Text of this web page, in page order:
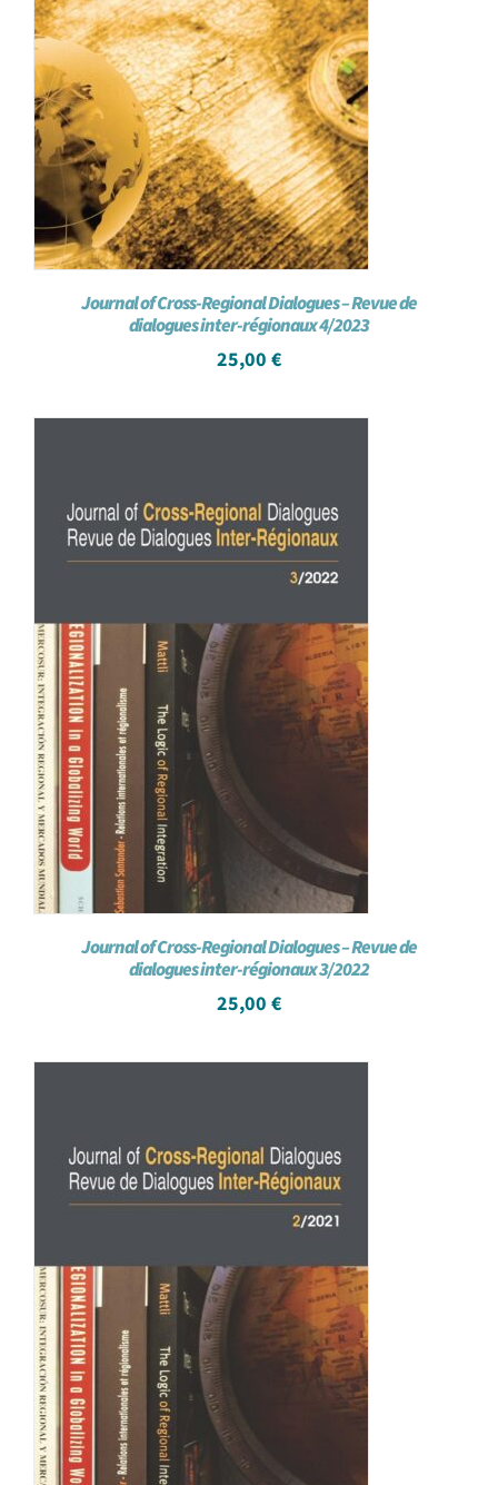
Journal of Cross-Regional Dialogues – Revue de
dialogues inter-régionaux 4/2023
25,00 €
Journal of Cross-Regional Dialogues – Revue de
dialogues inter-régionaux 3/2022
25,00 €